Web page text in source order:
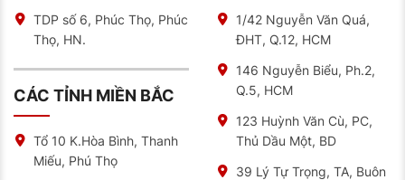
THỨC CỦA MICHELIN TẠI VIỆT NAM
NAT CENTER cam kết cung cấp 100% lốp Michelin
Michelin. Mỗi sản phẩm đều có tem mác, hóa đơn đầy
đủ, giúp bạn an tâm về chất lượng và nguồn gốc xuất
xứ.
Giá cả cạnh tranh: NAT CENTER luôn mang đến cho
khách hàng mức giá tốt nhất thị trường, đi kèm với
nhiều chương trình khuyến mãi hấp dẫn.
TDP số 6, Phúc Thọ, Phúc
Thọ, HN.
CÁC TỈNH MIỀN BẮC
Tổ 10 K.Hòa Bình, Thanh
Miếu, Phú Thọ
1/42 Nguyễn Văn Quá,
ĐHT, Q.12, HCM
146 Nguyễn Biểu, Ph.2,
Q.5, HCM
123 Huỳnh Văn Cù, PC,
Thủ Dầu Một, BD
39 Lý Tự Trọng, TA, Buôn